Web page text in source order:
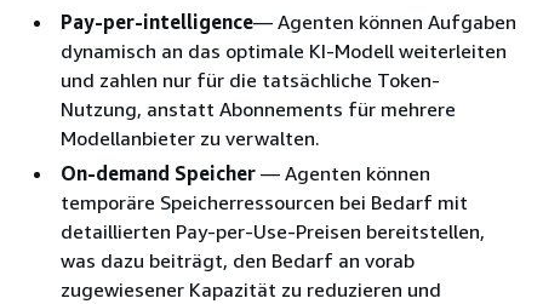
Pay-per-intelligence— Agenten können Aufgaben
dynamisch an das optimale KI-Modell weiterleiten
und zahlen nur für die tatsächliche Token-
Nutzung, anstatt Abonnements für mehrere
Modellanbieter zu verwalten.
On-demand Speicher — Agenten können
temporäre Speicherressourcen bei Bedarf mit
detaillierten Pay-per-Use-Preisen bereitstellen,
was dazu beiträgt, den Bedarf an vorab
zugewiesener Kapazität zu reduzieren und